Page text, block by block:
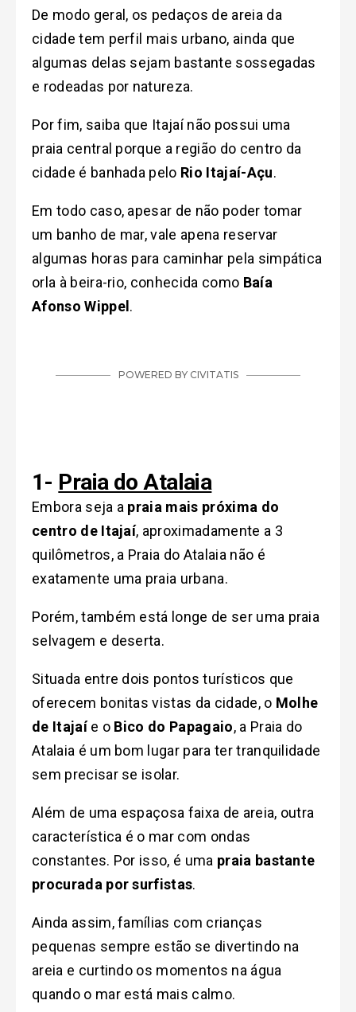
De modo geral, os pedaços de areia da
cidade tem perfil mais urbano, ainda que
algumas delas sejam bastante sossegadas
e rodeadas por natureza.
Por fim, saiba que Itajaí não possui uma
praia central porque a região do centro da
cidade é banhada pelo Rio Itajaí-Açu.
Em todo caso, apesar de não poder tomar
um banho de mar, vale apena reservar
algumas horas para caminhar pela simpática
orla à beira-rio, conhecida como Baía
Afonso Wippel .
1- Praia do Atalaia
Embora seja a praia mais próxima do
centro de Itajaí, aproximadamente a 3
quilômetros, a Praia do Atalaia não é
exatamente uma praia urbana.
Porém, também está longe de ser uma praia
selvagem e deserta.
Situada entre dois pontos turísticos que
oferecem bonitas vistas da cidade, o Molhe
de Itajaíe o Bico do Papagaio, a Praia do
Atalaia é um bom lugar para ter tranquilidade
sem precisar se isolar.
Além de uma espaçosa faixa de areia, outra
característica é o mar com ondas
constantes. Por isso, é uma praia bastante
procurada por surfistas.
Ainda assim, famílias com crianças
pequenas sempre estão se divertindo na
areia e curtindo os momentos na água
quando o mar está mais calmo.